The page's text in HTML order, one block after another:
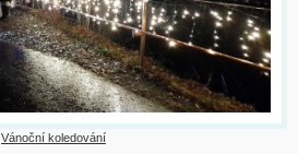
Vánoční koledování